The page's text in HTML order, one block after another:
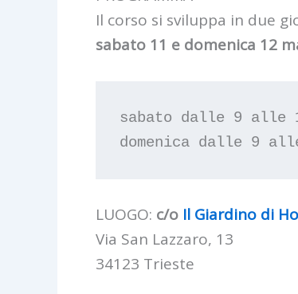
Il corso si sviluppa in due
sabato 11 e domenica 12
sabato dalle 9 alle
domenica dalle 9
LUOGO: c/o Il Giardino di
Via San Lazzaro, 13
34123 Trieste